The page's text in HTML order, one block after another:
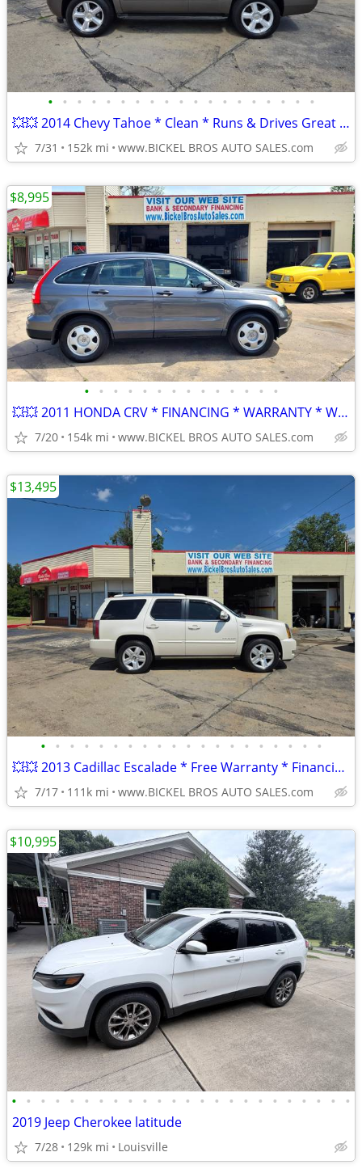
• • • • • • • • • • • • • • • • • • •
💥💥 2014 Chevy Tahoe * Clean * Runs & Drives Great * Trades * Finance
7/31 152k mi www.BICKEL BROS AUTO SALES.com
• • • • • • • • • • • • • •
💥💥 2011 HONDA CRV * FINANCING * WARRANTY * WE BUY & TRADE *
7/20 154k mi www.BICKEL BROS AUTO SALES.com
$8,995
• • • • • • • • • • • • • • • • • • • •
💥💥 2013 Cadillac Escalade * Free Warranty * Financing * Buy & Trade
7/17 111k mi www.BICKEL BROS AUTO SALES.com
$13,495
• • • • • • • • • • • • • • • • • • • • • • • •
2019 Jeep Cherokee latitude
7/28 129k mi Louisville
$10,995